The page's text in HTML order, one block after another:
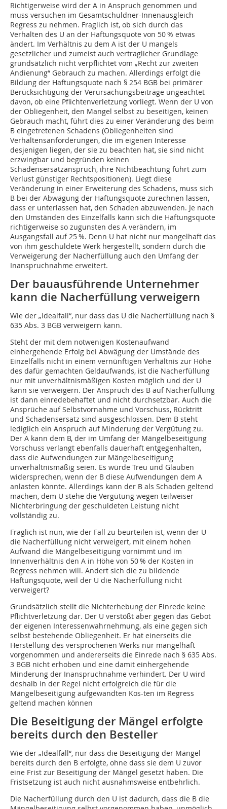
Richtigerweise wird der A in Anspruch genommen und
muss versuchen im Gesamtschuldner-Innenausgleich
Regress zu nehmen. Fraglich ist, ob sich durch das
Verhalten des U an der Haftungsquote von 50 % etwas
ändert. Im Verhältnis zu dem A ist der U mangels
gesetzlicher und zumeist auch vertraglicher Grundlage
grundsätzlich nicht verpflichtet vom „Recht zur zweiten
Andienung“ Gebrauch zu machen. Allerdings erfolgt die
Bildung der Haftungsquote nach § 254 BGB bei primärer
Berücksichtigung der Verursachungsbeiträge ungeachtet
davon, ob eine Pflichtenverletzung vorliegt. Wenn der U von
der Obliegenheit, den Mangel selbst zu beseitigen, keinen
Gebrauch macht, führt dies zu einer Veränderung des beim
B eingetretenen Schadens (Obliegenheiten sind
Verhaltensanforderungen, die im eigenen Interesse
desjenigen liegen, der sie zu beachten hat, sie sind nicht
erzwingbar und begründen keinen
Schadensersatzanspruch, ihre Nichtbeachtung führt zum
Verlust günstiger Rechtspositionen). Liegt diese
Veränderung in einer Erweiterung des Schadens, muss sich
B bei der Abwägung der Haftungsquote zurechnen lassen,
dass er unterlassen hat, den Schaden abzuwenden. Je nach
den Umständen des Einzelfalls kann sich die Haftungsquote
richtigerweise so zugunsten des A verändern, im
Ausgangsfall auf 25 %. Denn U hat nicht nur mangelhaft das
von ihm geschuldete Werk hergestellt, sondern durch die
Verweigerung der Nacherfüllung auch den Umfang der
Inanspruchnahme erweitert.
Der bauausführende Unternehmer
kann die Nacherfüllung verweigern
Wie der „Idealfall“, nur dass das U die Nacherfüllung nach §
635 Abs. 3 BGB verweigern kann.
Steht der mit dem notwenigen Kostenaufwand
einhergehende Erfolg bei Abwägung der Umstände des
Einzelfalls nicht in einem vernünftigen Verhältnis zur Höhe
des dafür gemachten Geldaufwands, ist die Nacherfüllung
nur mit unverhältnismäßigen Kosten möglich und der U
kann sie verweigern. Der Anspruch des B auf Nacherfüllung
ist dann einredebehaftet und nicht durchsetzbar. Auch die
Ansprüche auf Selbstvornahme und Vorschuss, Rücktritt
und Schadensersatz sind ausgeschlossen. Dem B steht
lediglich ein Anspruch auf Minderung der Vergütung zu.
Der A kann dem B, der im Umfang der Mängelbeseitigung
Vorschuss verlangt ebenfalls dauerhaft entgegenhalten,
dass die Aufwendungen zur Mängelbeseitigung
unverhältnismäßig seien. Es würde Treu und Glauben
widersprechen, wenn der B diese Aufwendungen dem A
anlasten könnte. Allerdings kann der B als Schaden geltend
machen, dem U stehe die Vergütung wegen teilweiser
Nichterbringung der geschuldeten Leistung nicht
vollständig zu.
Fraglich ist nun, wie der Fall zu beurteilen ist, wenn der U
die Nacherfüllung nicht verweigert, mit einem hohen
Aufwand die Mängelbeseitigung vornimmt und im
Innenverhältnis den A in Höhe von 50 % der Kosten in
Regress nehmen will. Ändert sich die zu bildende
Haftungsquote, weil der U die Nacherfüllung nicht
verweigert?
Grundsätzlich stellt die Nichterhebung der Einrede keine
Pflichtverletzung dar. Der U verstößt aber gegen das Gebot
der eigenen Interessenwahrnehmung, als eine gegen sich
selbst bestehende Obliegenheit. Er hat einerseits die
Herstellung des versprochenen Werks nur mangelhaft
vorgenommen und andererseits die Einrede nach § 635 Abs.
3 BGB nicht erhoben und eine damit einhergehende
Minderung der Inanspruchnahme verhindert. Der U wird
deshalb in der Regel nicht erfolgreich die für die
Mängelbeseitigung aufgewandten Kos-ten im Regress
geltend machen können
Die Beseitigung der Mängel erfolgte
bereits durch den Besteller
Wie der „Idealfall“, nur dass die Beseitigung der Mängel
bereits durch den B erfolgte, ohne dass sie dem U zuvor
eine Frist zur Beseitigung der Mängel gesetzt haben. Die
Fristsetzung ist auch nicht ausnahmsweise entbehrlich.
Die Nacherfüllung durch den U ist dadurch, dass die B die